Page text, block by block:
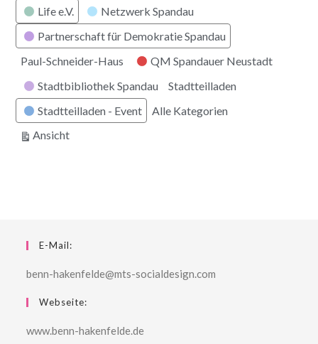
Life e.V.
Netzwerk Spandau
Partnerschaft für Demokratie Spandau
Paul-Schneider-Haus
QM Spandauer Neustadt
Stadtbibliothek Spandau
Stadtteilladen
Stadtteilladen - Event
Alle Kategorien
Ansichtausdrucken
E-Mail:
benn-hakenfelde@mts-socialdesign.com
Webseite:
www.benn-hakenfelde.de